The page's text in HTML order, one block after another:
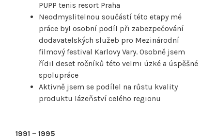
PUPP tenis resort Praha
Neodmyslitelnou součástí této etapy mé
práce byl osobní podíl při zabezpečování
dodavatelských služeb pro Mezinárodní
filmový festival Karlovy Vary. Osobně jsem
řídil deset ročníků této velmi úzké a úspěšné
spolupráce
Aktivně jsem se podílel na růstu kvality
produktu lázeňství celého regionu
1991 – 1995